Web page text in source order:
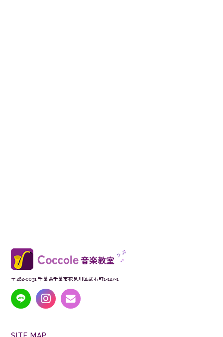
〒262-0031 千葉県千葉市花見川区武石町1-127-1